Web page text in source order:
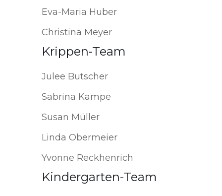
Eva-Maria Huber
Christina Meyer
Krippen-Team
Julee Butscher
Sabrina Kampe
Susan Müller
Linda Obermeier
Yvonne Reckhenrich
Kindergarten-Team